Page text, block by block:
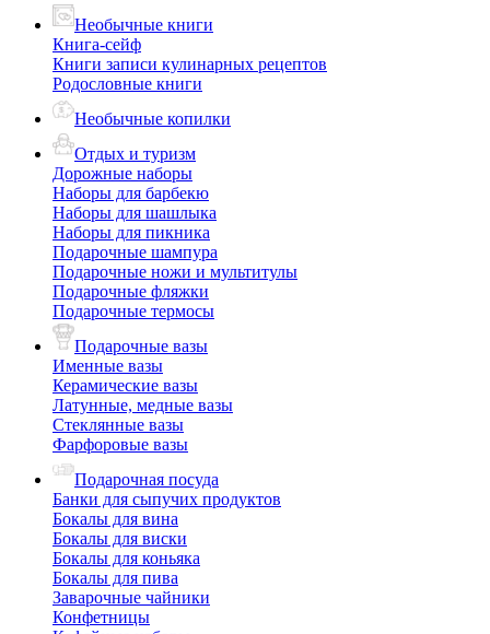
Необычные книги
Книга-сейф
Книги записи кулинарных рецептов
Родословные книги
Необычные копилки
Отдых и туризм
Дорожные наборы
Наборы для барбекю
Наборы для шашлыка
Наборы для пикника
Подарочные шампура
Подарочные ножи и мультитулы
Подарочные фляжки
Подарочные термосы
Подарочные вазы
Именные вазы
Керамические вазы
Латунные, медные вазы
Стеклянные вазы
Фарфоровые вазы
Подарочная посуда
Банки для сыпучих продуктов
Бокалы для вина
Бокалы для виски
Бокалы для коньяка
Бокалы для пива
Заварочные чайники
Конфетницы